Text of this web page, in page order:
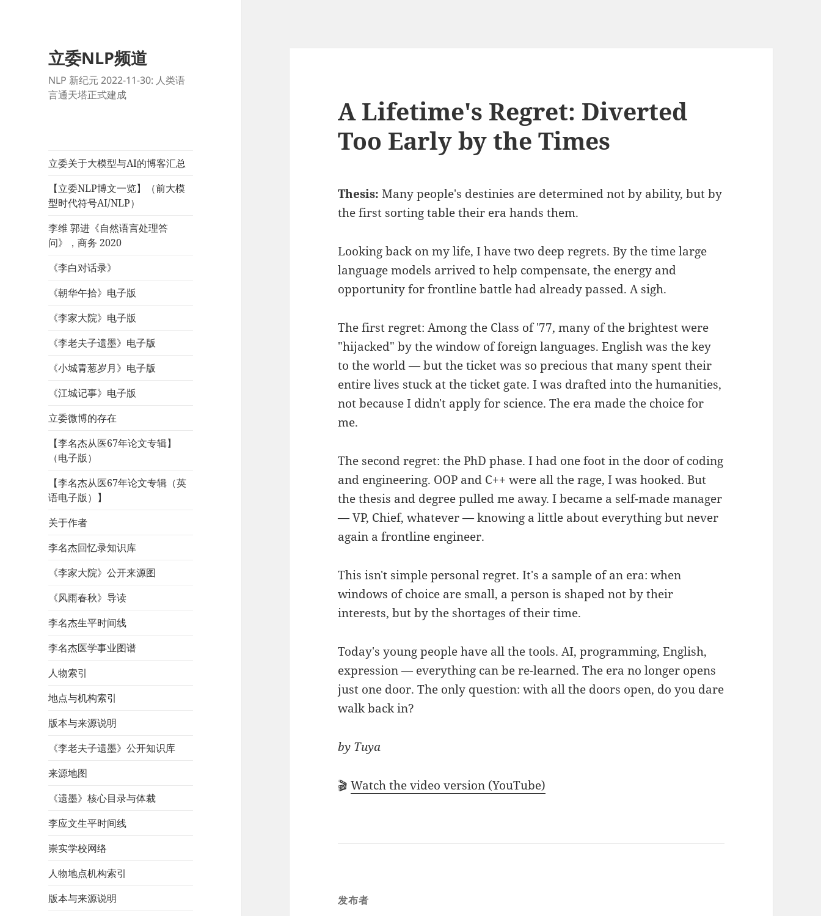
立委NLP频道
NLP 新纪元 2022-11-30: 人类语
言通天塔正式建成
立委关于大模型与AI的博客汇总
【立委NLP博文一览】（前大模
型时代符号AI/NLP）
李维 郭进《自然语言处理答
问》，商务 2020
《李白对话录》
《朝华午拾》电子版
《李家大院》电子版
《李老夫子遗墨》电子版
《小城青葱岁月》电子版
《江城记事》电子版
立委微博的存在
【李名杰从医67年论文专辑】
（电子版）
【李名杰从医67年论文专辑（英
语电子版）】
关于作者
李名杰回忆录知识库
《李家大院》公开来源图
《风雨春秋》导读
李名杰生平时间线
李名杰医学事业图谱
人物索引
地点与机构索引
版本与来源说明
《李老夫子遗墨》公开知识库
来源地图
《遗墨》核心目录与体裁
李应文生平时间线
崇实学校网络
人物地点机构索引
版本与来源说明
A Lifetime's Regret: Diverted
Too Early by the Times
Thesis: Many people's destinies are determined not by ability, but by
the first sorting table their era hands them.
Looking back on my life, I have two deep regrets. By the time large
language models arrived to help compensate, the energy and
opportunity for frontline battle had already passed. A sigh.
The first regret: Among the Class of '77, many of the brightest were
"hijacked" by the window of foreign languages. English was the key
to the world — but the ticket was so precious that many spent their
entire lives stuck at the ticket gate. I was drafted into the humanities,
not because I didn't apply for science. The era made the choice for
me.
The second regret: the PhD phase. I had one foot in the door of coding
and engineering. OOP and C++ were all the rage, I was hooked. But
the thesis and degree pulled me away. I became a self-made manager
— VP, Chief, whatever — knowing a little about everything but never
again a frontline engineer.
This isn't simple personal regret. It's a sample of an era: when
windows of choice are small, a person is shaped not by their
interests, but by the shortages of their time.
Today's young people have all the tools. AI, programming, English,
expression — everything can be re-learned. The era no longer opens
just one door. The only question: with all the doors open, do you dare
walk back in?
by Tuya
🎬Watch the video version (YouTube)
发布者